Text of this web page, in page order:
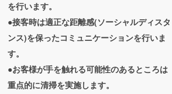
を行います。
●接客時は適正な距離感(ソーシャルディスタ
ンス)を保ったコミュニケーションを行いま
す。
●お客様が手を触れる可能性のあるところは
重点的に清掃を実施します。